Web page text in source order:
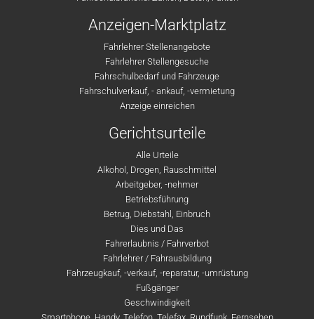
Anzeigen-Marktplatz
Fahrlehrer Stellenangebote
Fahrlehrer Stellengesuche
Fahrschulbedarf und Fahrzeuge
Fahrschulverkauf, - ankauf, -vermietung
Anzeige einreichen
Gerichtsurteile
Alle Urteile
Alkohol, Drogen, Rauschmittel
Arbeitgeber, -nehmer
Betriebsführung
Betrug, Diebstahl, Einbruch
Dies und Das
Fahrerlaubnis / Fahrverbot
Fahrlehrer / Fahrausbildung
Fahrzeugkauf, -verkauf, -reparatur, -umrüstung
Fußgänger
Geschwindigkeit